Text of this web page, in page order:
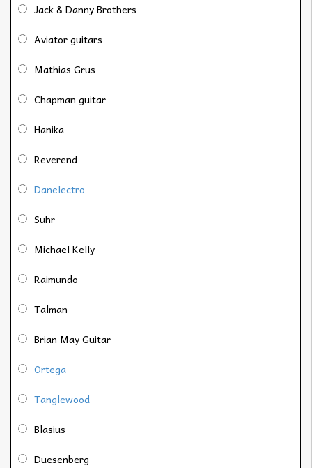
Jack & Danny Brothers
Aviator guitars
Mathias Grus
Chapman guitar
Hanika
Reverend
Danelectro
Suhr
Michael Kelly
Raimundo
Talman
Brian May Guitar
Ortega
Tanglewood
Blasius
Duesenberg